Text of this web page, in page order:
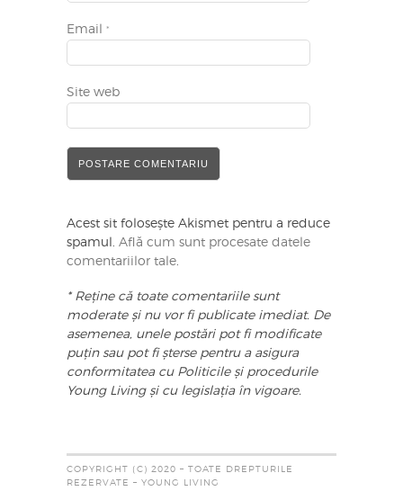
Email *
Site web
Acest sit folosește Akismet pentru a reduce
spamul. Află cum sunt procesate datele
comentariilor tale.
* Reține că toate comentariile sunt
moderate și nu vor fi publicate imediat. De
asemenea, unele postări pot fi modificate
puțin sau pot fi șterse pentru a asigura
conformitatea cu Politicile și procedurile
Young Living și cu legislația în vigoare.
COPYRIGHT (C) 2020 – TOATE DREPTURILE
REZERVATE – YOUNG LIVING